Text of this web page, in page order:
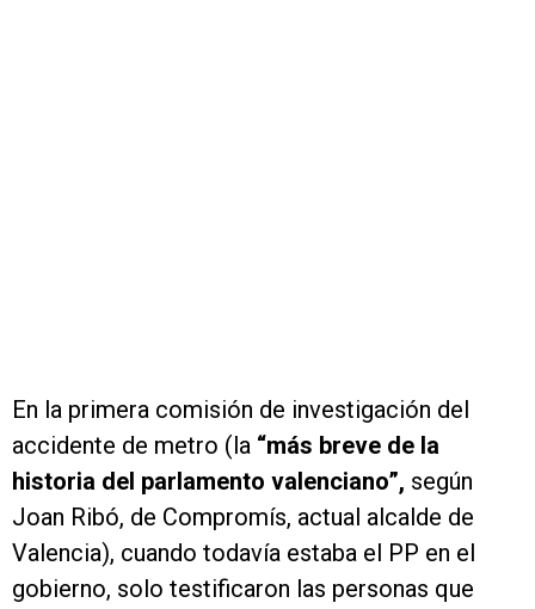
En la primera comisión de investigación del
accidente de metro (la “más breve de la
historia del parlamento valenciano”, según
Joan Ribó, de Compromís, actual alcalde de
Valencia), cuando todavía estaba el PP en el
gobierno, solo testificaron las personas que